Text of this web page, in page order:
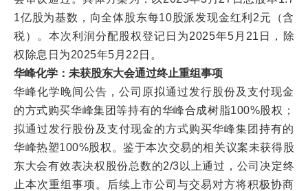
1亿股为基数，向全体股东每10股派发现金红利2元（含
税）。本次利润分配股权登记日为2025年5月21日，除
权除息日为2025年5月22日。
华峰化学：未获股东大会通过终止重组事项
华峰化学晚间公告，公司原拟通过发行股份及支付现金
的方式购买华峰集团等持有的华峰合成树脂100%股权；
拟通过发行股份及支付现金的方式购买华峰集团持有的
华峰热塑100%股权。鉴于本次交易的相关议案未获得股
东大会有效表决权股份总数的2/3以上通过，公司决定终
止本次重组事项。后续上市公司与交易对方将积极协商